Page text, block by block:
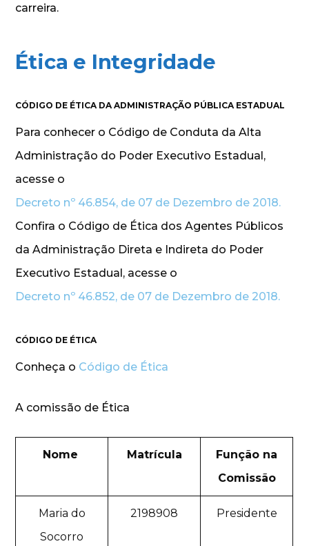
carreira.
Ética e Integridade
CÓDIGO DE ÉTICA DA ADMINISTRAÇÃO PÚBLICA ESTADUAL
Para conhecer o Código de Conduta da Alta
Administração do Poder Executivo Estadual,
acesse o
Decreto nº 46.854, de 07 de Dezembro de 2018.
Confira o Código de Ética dos Agentes Públicos
da Administração Direta e Indireta do Poder
Executivo Estadual, acesse o
Decreto nº 46.852, de 07 de Dezembro de 2018.
CÓDIGO DE ÉTICA
Conheça o Código de Ética
A comissão de Ética
Nome Matrícula
Função na
Comissão
Maria do
Socorro
2198908 Presidente